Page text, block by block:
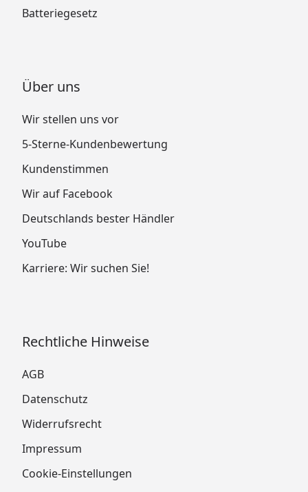
Batteriegesetz
Über uns
Wir stellen uns vor
5-Sterne-Kundenbewertung
Kundenstimmen
Wir auf Facebook
Deutschlands bester Händler
YouTube
Karriere: Wir suchen Sie!
Rechtliche Hinweise
AGB
Datenschutz
Widerrufsrecht
Impressum
Cookie-Einstellungen